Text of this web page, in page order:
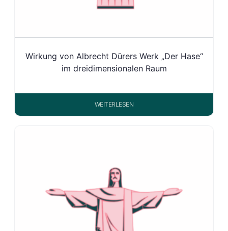
Wirkung von Albrecht Dürers Werk „Der Hase“
im dreidimensionalen Raum
WEITERLESEN